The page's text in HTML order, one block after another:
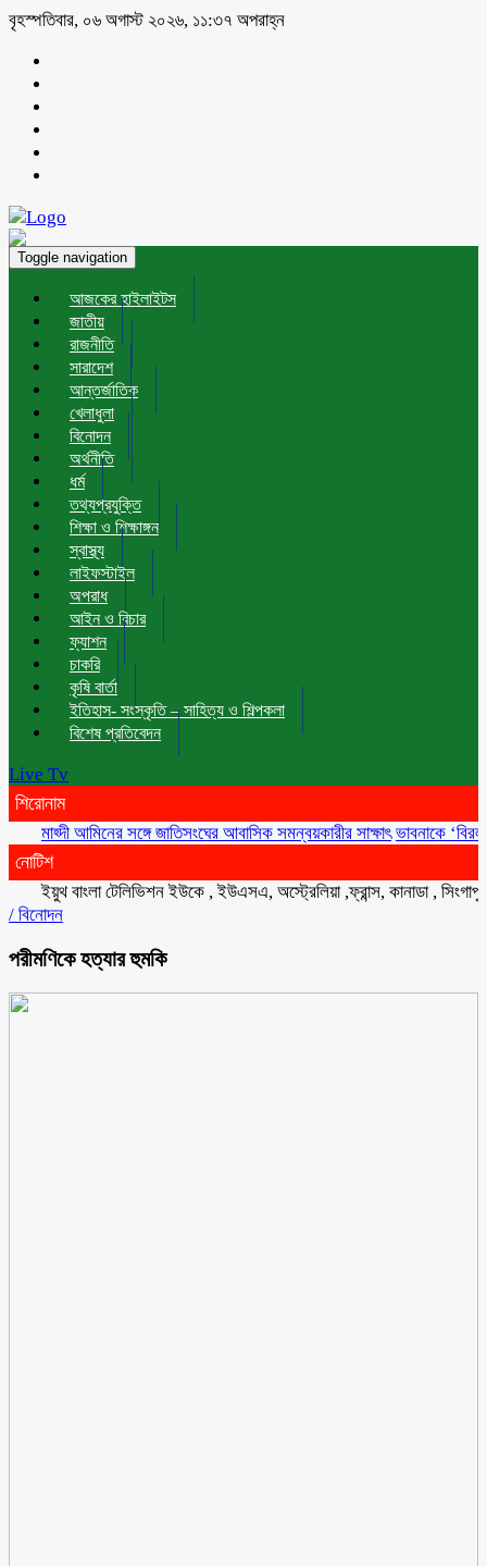
বৃহস্পতিবার, ০৬ অগাস্ট ২০২৬, ১১:৩৭ অপরাহ্ন
Toggle navigation
আজকের হাইলাইটস
জাতীয়
রাজনীতি
সারাদেশ
আন্তর্জাতিক
খেলাধুলা
বিনোদন
অর্থনীতি
ধর্ম
তথ্যপ্রযুক্তি
শিক্ষা ও শিক্ষাঙ্গন
স্বাস্থ্য
লাইফস্টাইল
অপরাধ
আইন ও বিচার
ফ্যাশন
চাকরি
কৃষি বার্তা
ইতিহাস- সংস্কৃতি – সাহিত্য ও শিল্পকলা
বিশেষ প্রতিবেদন
Live Tv
শিরোনাম
আমিনের সঙ্গে জাতিসংঘের আবাসিক সমন্বয়কারীর সাক্ষাৎ ভাবনাকে ‘বিরল
নোটিশ
বাংলা টেলিভিশন ইউকে , ইউএসএ, অস্ট্রেলিয়া ,ফ্রান্স, কানাডা , সিংগাপুর ,
/ বিনোদন
পরীমণিকে হত্যার হুমকি